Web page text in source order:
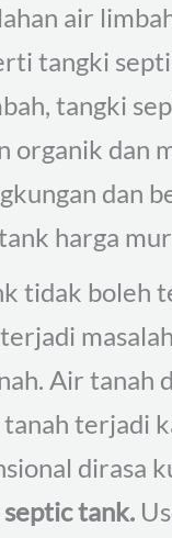
air
tangki
tangki
dan
dan
harga
tidak boleh
Air
terjadi
dirasa
septic tank.